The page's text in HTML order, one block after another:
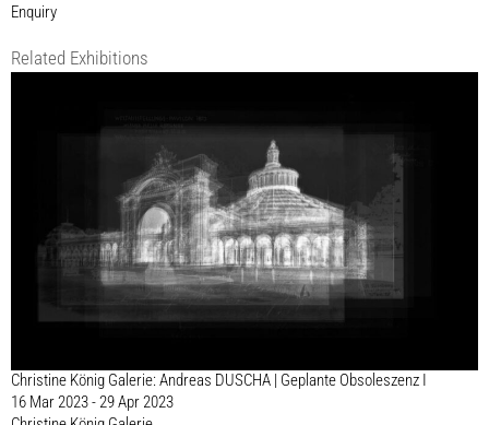
Enquiry
Related Exhibitions
Christine König Galerie: Andreas DUSCHA | Geplante Obsoleszenz I
16 Mar 2023 - 29 Apr 2023